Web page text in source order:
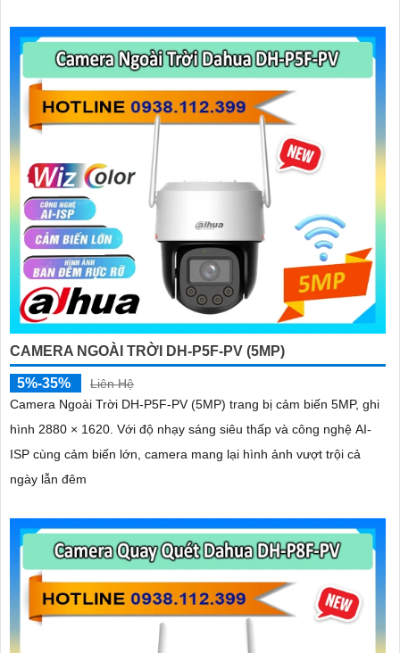
CAMERA NGOÀI TRỜI DH-P5F-PV (5MP)
5%-35%
Liên Hệ
Camera Ngoài Trời DH-P5F-PV (5MP) trang bị cảm biến 5MP, ghi
hình 2880 × 1620. Với độ nhạy sáng siêu thấp và công nghệ AI-
ISP cùng cảm biến lớn, camera mang lại hình ảnh vượt trội cả
ngày lẫn đêm